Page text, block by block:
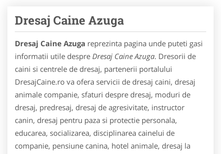
Dresaj Caine Azuga
Dresaj Caine Azuga reprezinta pagina unde puteti gasi
informatii utile despre Dresaj Caine Azuga. Dresorii de
caini si centrele de dresaj, partenerii portalului
DresajCaine.ro va ofera servicii de dresaj caini, dresaj
animale companie, sfaturi despre dresaj, moduri de
dresaj, predresaj, dresaj de agresivitate, instructor
canin, dresaj pentru paza si protectie personala,
educarea, socializarea, disciplinarea cainelui de
companie, pensiune canina, hotel animale, dresaj la